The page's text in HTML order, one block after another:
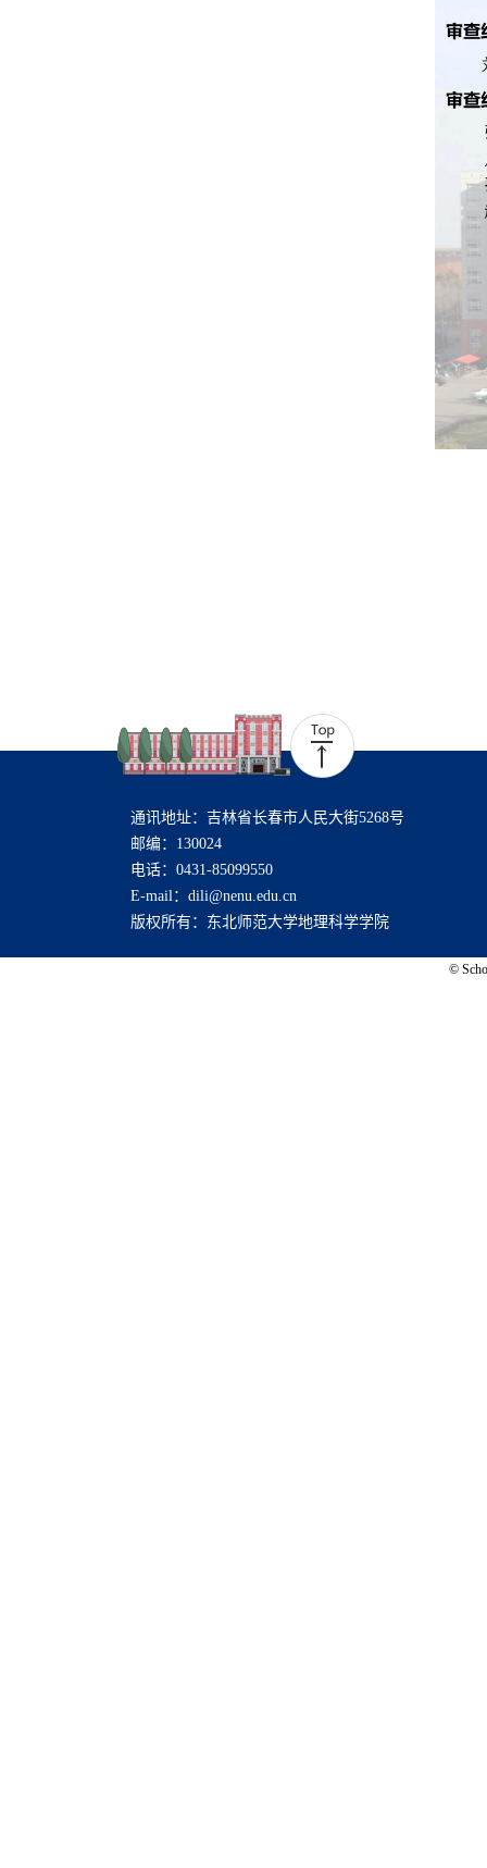
通讯地址：吉林省长春市人民大街5268号
邮编：130024
电话：0431-85099550
E-mail：dili@nenu.edu.cn
版权所有：东北师范大学地理科学学院
©